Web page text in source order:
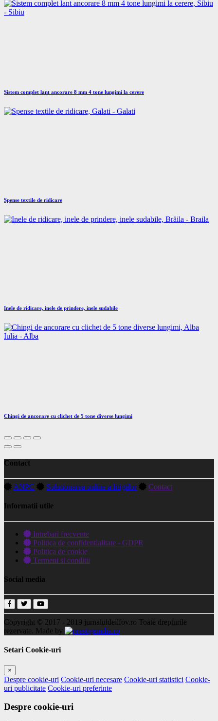
Sistem complet lant ancorare 8 mm 4 tone lungimi la cerere
Spense textile de ridicare
Inele de ridicare, inele de prindere, inele sudabile
Chingi de ancorare cu clichet de 5 tone diverse lungimi
Contact
ANPC Solutionarea online a litigiilor Contact
Informatii utile
Intrebari frecvente
Politica de confidentialitate - GDPR
Politica de cookie
Termeni si conditii
Social media
Copyright © 2017 - 2019 jurnaluldeilfov.ro Toate drepturile
rezervate. Made by
Setari Cookie-uri
×
Despre cookie-uri Cookie-uri necesare Cookie-uri statistici Cookie-
uri publicitate Cookie-uri preferinte
Despre cookie-uri